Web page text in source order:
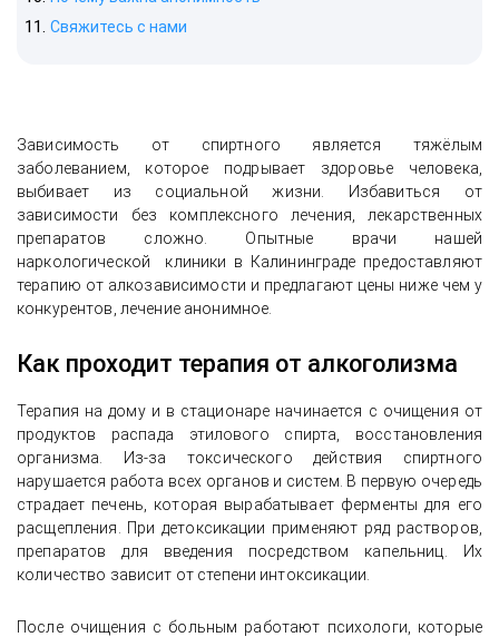
Свяжитесь с нами
Зависимость от спиртного является тяжёлым
заболеванием, которое подрывает здоровье человека,
выбивает из социальной жизни. Избавиться от
зависимости без комплексного лечения, лекарственных
препаратов сложно. Опытные врачи нашей
наркологической клиники в Калининграде предоставляют
терапию от алкозависимости и предлагают цены ниже чем у
конкурентов, лечение анонимное.
Как проходит терапия от алкоголизма
Терапия на дому и в стационаре начинается с очищения от
продуктов распада этилового спирта, восстановления
организма. Из-за токсического действия спиртного
нарушается работа всех органов и систем. В первую очередь
страдает печень, которая вырабатывает ферменты для его
расщепления. При детоксикации применяют ряд растворов,
препаратов для введения посредством капельниц. Их
количество зависит от степени интоксикации.
После очищения с больным работают психологи, которые